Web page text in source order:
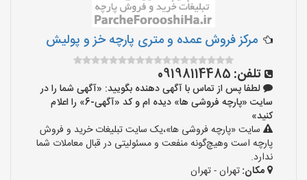
مرکز فروش عمده و متری پارچه خز و پولیش
تلفن: 09198114485
لطفا پس از تماس با آگهی دهنده بگویید: «آگهی شما را در
سایت «پارچه فروشی ها» دیده ام و کد «آگهی-6» را اعلام
کنید»
سایت «پارچه فروشی ها»،یک سایت تبلیغات خرید و فروش
پارچه است وهیچ‌گونه منفعت و مسئولیتی در قبال معاملات شما
ندارد.
مکان:تهران - تهران